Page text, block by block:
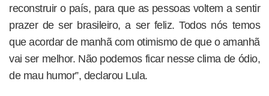
reconstruir o país, para que as pessoas voltem a sentir
prazer de ser brasileiro, a ser feliz. Todos nós temos
que acordar de manhã com otimismo de que o amanhã
vai ser melhor. Não podemos ficar nesse clima de ódio,
de mau humor”, declarou Lula.